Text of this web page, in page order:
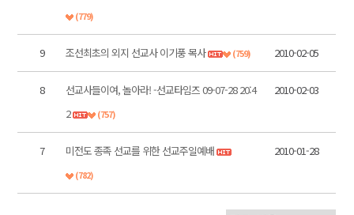
(779)
9 조선최초의 외지 선교사 이기풍 목사 (759) 2010-02-05
8
선교사들이여, 놀아라! -선교타임즈 09-07-28 20:4
2
(757)
2010-02-03
7 미전도 종족 선교를 위한 선교주일예배
(782)
2010-01-28